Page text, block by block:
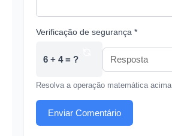
Verificação de segurança *
6 + 4 = ?
Resolva a operação matemática acima
Enviar Comentário